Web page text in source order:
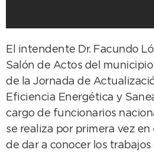
El intendente Dr. Facundo
Salón de Actos del
de la Jornada de
Eficiencia Energética y
cargo de funcionarios
se realiza por primera vez
de dar a conocer los trabajos